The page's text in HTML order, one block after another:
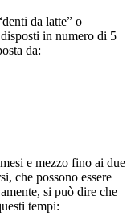
da latte” o
in numero di 5
da:
e mezzo fino ai due
che possono essere
si può dire che
tempi: